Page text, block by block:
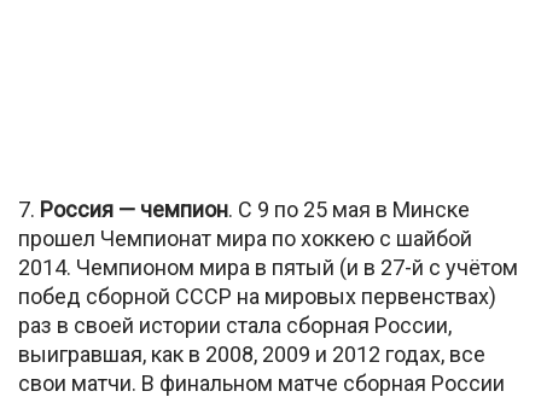
7. Россия — чемпион. С 9 по 25 мая в Минске
прошел Чемпионат мира по хоккею с шайбой
2014. Чемпионом мира в пятый (и в 27-й с учётом
побед сборной СССР на мировых первенствах)
раз в своей истории стала сборная России,
выигравшая, как в 2008, 2009 и 2012 годах, все
свои матчи. В финальном матче сборная России